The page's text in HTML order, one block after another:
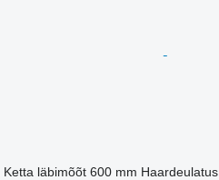
Ketta läbimõõt 600 mm Haardeulatus